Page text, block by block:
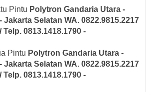
Pintu Polytron Gandaria Utara -
Jakarta Selatan WA. 0822.9815.2217
Telp. 0813.1418.1790 -
Pintu Polytron Gandaria Utara -
Jakarta Selatan WA. 0822.9815.2217
Telp. 0813.1418.1790 -